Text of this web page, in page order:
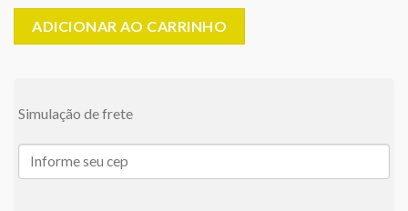
ADICIONAR AO CARRINHO
Simulação de frete